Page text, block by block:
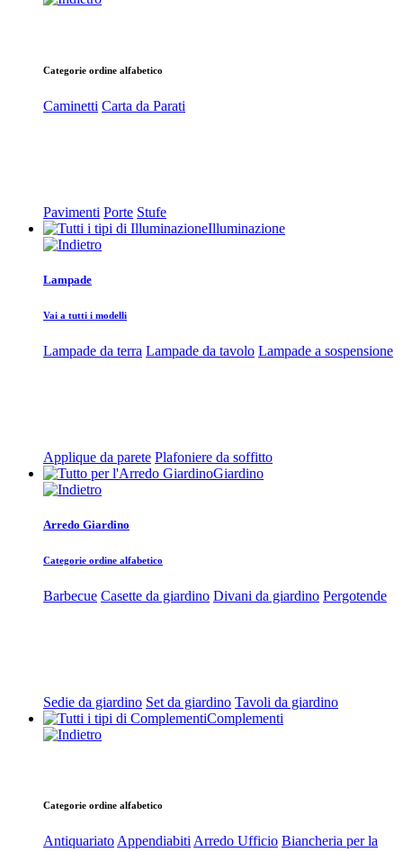
Categorie ordine alfabetico
Caminetti Carta da Parati
Pavimenti Porte Stufe
Illuminazione
Lampade
Vai a tutti i modelli
Lampade da terra Lampade da tavolo Lampade a sospensione
Applique da parete Plafoniere da soffitto
Giardino
Arredo Giardino
Categorie ordine alfabetico
Barbecue Casette da giardino Divani da giardino Pergotende
Sedie da giardino Set da giardino Tavoli da giardino
Complementi
Categorie ordine alfabetico
Antiquariato Appendiabiti Arredo Ufficio Biancheria per la